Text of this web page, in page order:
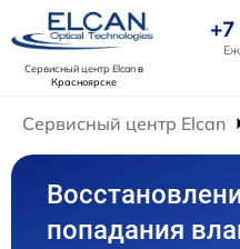
Сервисный центр Elcanв
Красноярске
Сервисный центр Elcan
попадания